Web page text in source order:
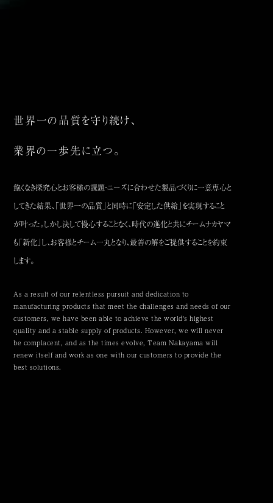
世界一の品質を守り続け、
業界の一歩先に立つ。
飽くなき探究心とお客様の課題・ニーズに合わせた製品づくりに一意専心と
してきた結果、「世界一の品質」と同時に「安定した供給」を実現すること
が叶った。しかし決して慢心することなく、時代の進化と共にチームナカヤマ
も「新化」し、お客様とチーム一丸となり、最善の解をご提供することを約束
します。
As a result of our relentless pursuit and dedication to
manufacturing products that meet the challenges and needs of our
customers, we have been able to achieve the world's highest
quality and a stable supply of products. However, we will never
be complacent, and as the times evolve,Team Nakayama will
renew itself and work as one with our customers to provide the
best solutions.